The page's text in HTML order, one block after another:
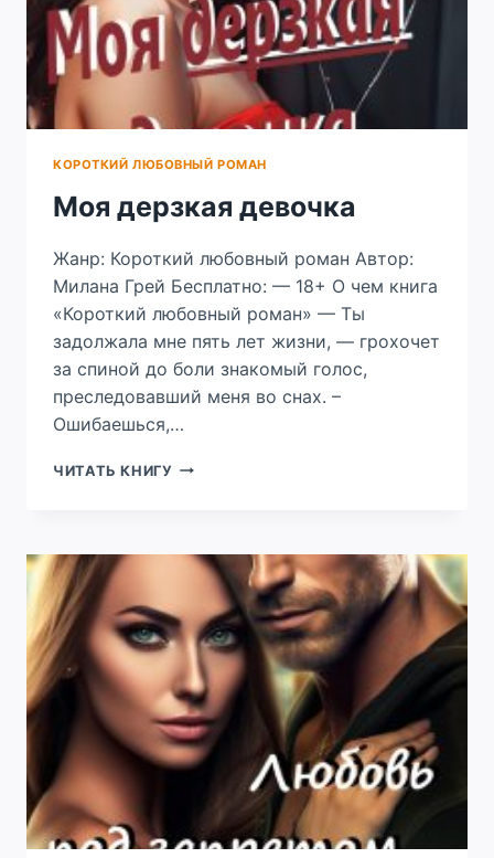
КОРОТКИЙ ЛЮБОВНЫЙ РОМАН
Моя дерзкая девочка
Жанр: Короткий любовный роман Автор:
Милана Грей Бесплатно: — 18+ О чем книга
«Короткий любовный роман» — Ты
задолжала мне пять лет жизни, — грохочет
за спиной до боли знакомый голос,
преследовавший меня во снах. –
Ошибаешься,…
ЧИТАТЬ КНИГУ МОЯ